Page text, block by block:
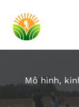
Mô hình,